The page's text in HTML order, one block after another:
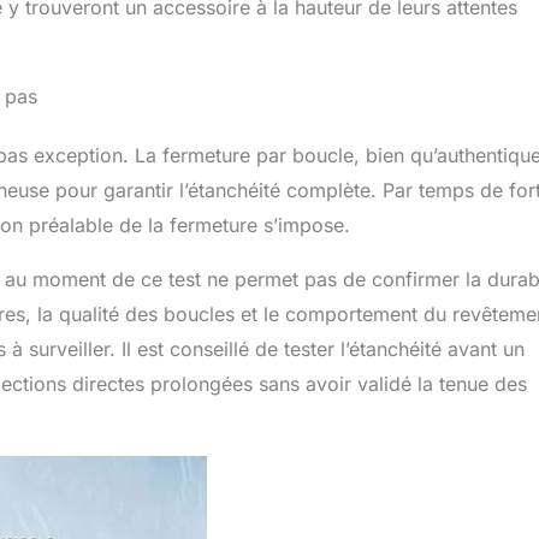
trouveront un accessoire à la hauteur de leurs attentes
exception. La fermeture par boucle, bien
pour garantir l’étanchéité complète. Par temps de
préalable de la fermeture s’impose.
moment de ce test ne permet pas de confirmer la
la qualité des boucles et le comportement du
surveiller. Il est conseillé de tester l’étanchéité avant un
directes prolongées sans avoir validé la tenue des